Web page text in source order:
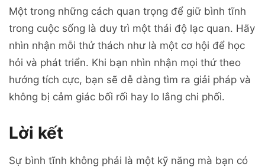
Một trong những cách quan trọng để giữ bình tĩnh
trong cuộc sống là duy trì một thái độ lạc quan. Hãy
nhìn nhận mỗi thử thách như là một cơ hội để học
hỏi và phát triển. Khi bạn nhìn nhận mọi thứ theo
hướng tích cực, bạn sẽ dễ dàng tìm ra giải pháp và
không bị cảm giác bối rối hay lo lắng chi phối.
Lời kết
Sự bình tĩnh không phải là một kỹ năng mà bạn có